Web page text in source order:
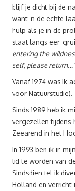
blijf je dicht bij de
want in de echte
hulp als je in de
staat langs een
entering the
self, please return…”
Vanaf 1974 was ik
voor Natuurstudie).
Sinds 1989 heb ik
vergezellen tijdens
Zeearend in het
In 1993 ben ik in
lid te worden van
Sindsdien tel ik
Holland en verricht